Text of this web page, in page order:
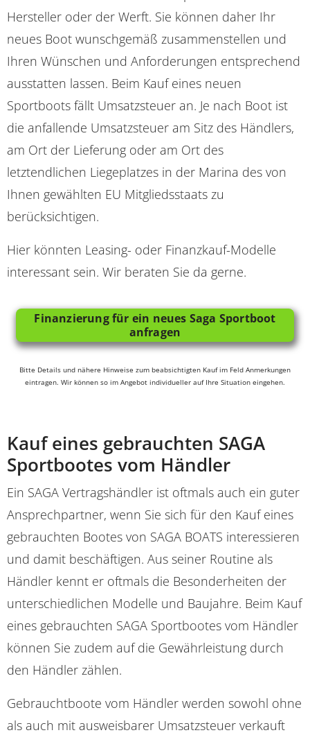
Hersteller oder der Werft. Sie können daher Ihr
neues Boot wunschgemäß zusammenstellen und
Ihren Wünschen und Anforderungen entsprechend
ausstatten lassen. Beim Kauf eines neuen
Sportboots fällt Umsatzsteuer an. Je nach Boot ist
die anfallende Umsatzsteuer am Sitz des Händlers,
am Ort der Lieferung oder am Ort des
letztendlichen Liegeplatzes in der Marina des von
Ihnen gewählten EU Mitgliedsstaats zu
berücksichtigen.
Hier könnten Leasing- oder Finanzkauf-Modelle
interessant sein. Wir beraten Sie da gerne.
Finanzierung für ein neues Saga Sportboot
anfragen
Bitte Details und nähere Hinweise zum beabsichtigten Kauf im Feld Anmerkungen
eintragen. Wir können so im Angebot individueller auf Ihre Situation eingehen.
Kauf eines gebrauchten SAGA
Sportbootes vom Händler
Ein SAGA Vertragshändler ist oftmals auch ein guter
Ansprechpartner, wenn Sie sich für den Kauf eines
gebrauchten Bootes von SAGA BOATS interessieren
und damit beschäftigen. Aus seiner Routine als
Händler kennt er oftmals die Besonderheiten der
unterschiedlichen Modelle und Baujahre. Beim Kauf
eines gebrauchten SAGA Sportbootes vom Händler
können Sie zudem auf die Gewährleistung durch
den Händler zählen.
Gebrauchtboote vom Händler werden sowohl ohne
als auch mit ausweisbarer Umsatzsteuer verkauft